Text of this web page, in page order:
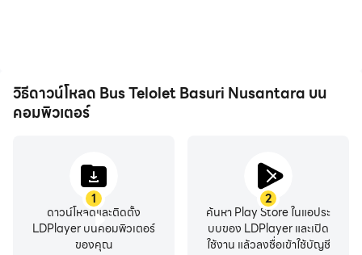
วิธีดาวน์โหลด Bus Telolet Basuri Nusantara บน
คอมพิวเตอร์
1
ดาวน์โหลดและติดตั้ง
LDPlayer บนคอมพิวเตอร์
ของคุณ
2
ค้นหา Play Store ในแอประ
บบของ LDPlayer และเปิด
ใช้งาน แล้วลงชื่อเข้าใช้บัญชี